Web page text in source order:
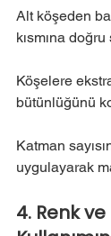
Alt köşeden
kısmına doğru
Köşelere
bütünlüğünü
Katman
uygulayarak
4. Renk